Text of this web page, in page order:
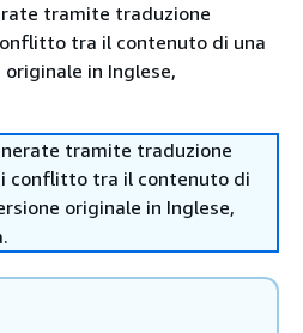
tramite traduzione
tra il contenuto di una
in Inglese,
tramite traduzione
conflitto tra il contenuto di
originale in Inglese,